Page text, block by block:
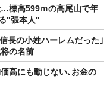
…標高599ｍの高尾山で年
"張本人"
長の小姓ハーレムだった｣
の名前
高にも動じない､お金の